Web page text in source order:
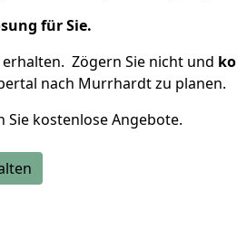
für Sie.
Zögern Sie nicht und
nach Murrhardt zu planen.
Sie kostenlose Angebote.